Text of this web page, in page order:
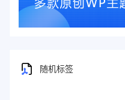
随机标签